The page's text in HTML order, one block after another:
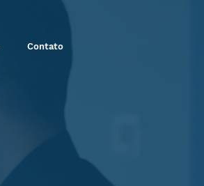
Contato